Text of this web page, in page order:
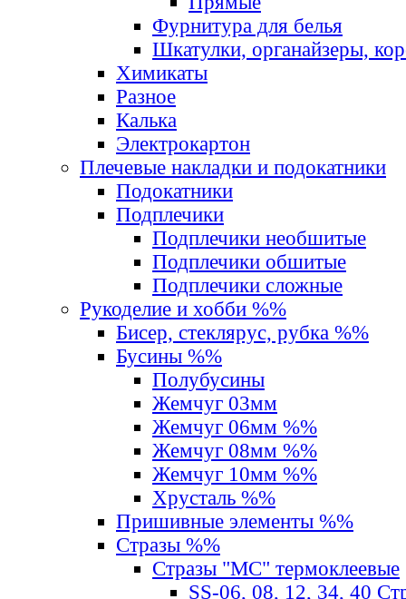
Фурнитура для белья
Шкатулки, органайзеры,
Химикаты
Разное
Калька
Электрокартон
Плечевые накладки и подокатники
Подокатники
Подплечики
Подплечики необшитые
Подплечики обшитые
Подплечики сложные
Рукоделие и хобби %%
Бисер, стеклярус, рубка %%
Бусины %%
Полубусины
Жемчуг 03мм
Жемчуг 06мм %%
Жемчуг 08мм %%
Жемчуг 10мм %%
Хрусталь %%
Пришивные элементы %%
Стразы %%
Стразы "MС" термоклеевые
SS-06, 08, 12, 34, 40